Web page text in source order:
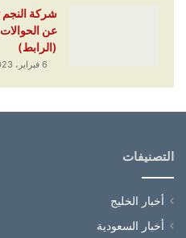
شركة النجم
عن
(الرابط)
6 فبراير، 2023
التصنيفات
أخبار الخليج
أخبار السعودية